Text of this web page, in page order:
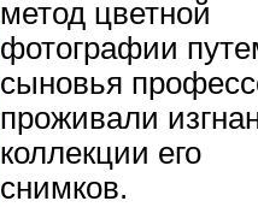
метод цветной
фотографии
сыновья
проживали
коллекции его
снимков.